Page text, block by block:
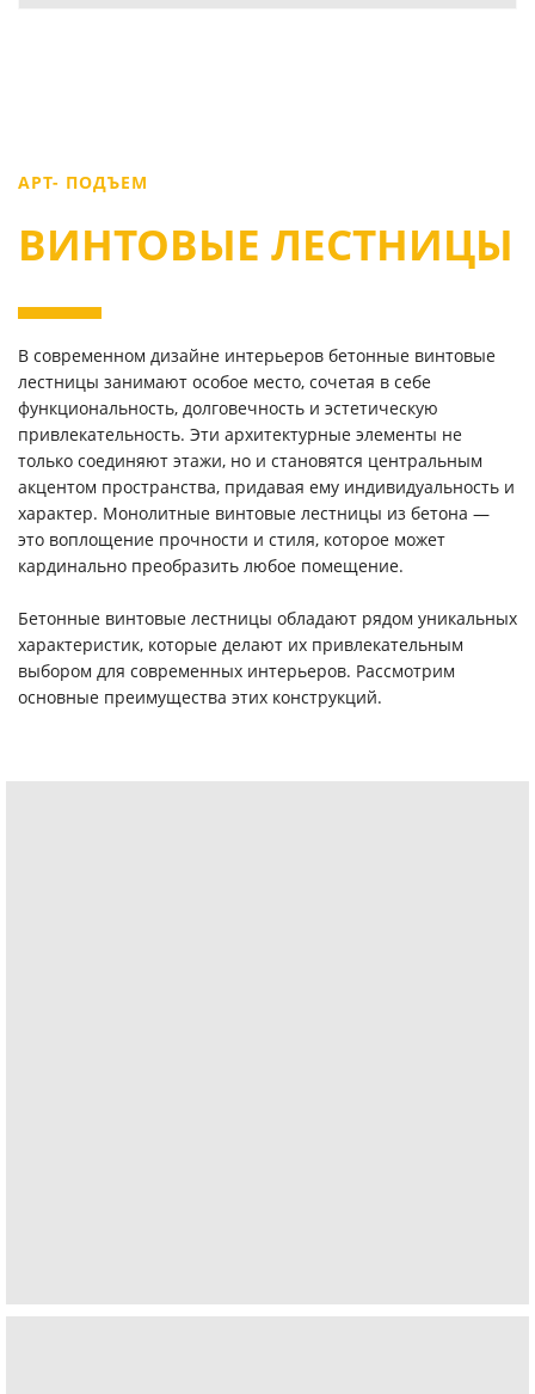
АРТ- ПОДЪЕМ
ВИНТОВЫЕ ЛЕСТНИЦЫ
В современном дизайне интерьеров бетонные винтовые
лестницы занимают особое место, сочетая в себе
функциональность, долговечность и эстетическую
привлекательность. Эти архитектурные элементы не
только соединяют этажи, но и становятся центральным
акцентом пространства, придавая ему индивидуальность и
характер. Монолитные винтовые лестницы из бетона —
это воплощение прочности и стиля, которое может
кардинально преобразить любое помещение.
Бетонные винтовые лестницы обладают рядом уникальных
характеристик, которые делают их привлекательным
выбором для современных интерьеров. Рассмотрим
основные преимущества этих конструкций.